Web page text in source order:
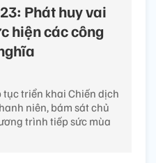
Phát huy vai
hiện các công
triển khai Chiến dịch
niên, bám sát chủ
trình tiếp sức mùa